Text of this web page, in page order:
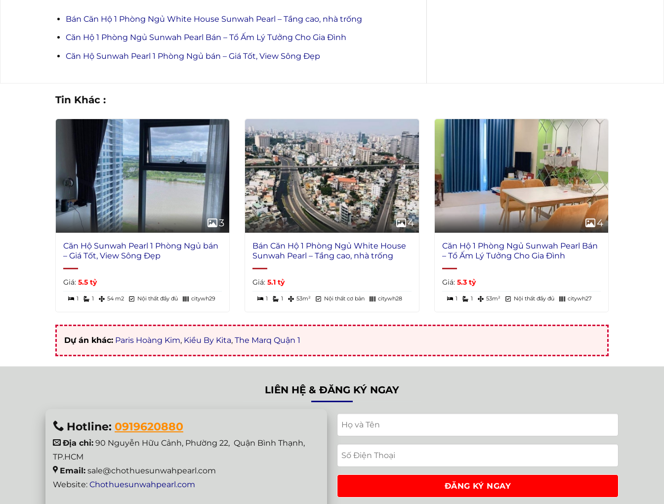
Bán Căn Hộ 1 Phòng Ngủ White House Sunwah Pearl – Tầng cao, nhà trống
Căn Hộ 1 Phòng Ngủ Sunwah Pearl Bán – Tổ Ấm Lý Tưởng Cho Gia Đình
Căn Hộ Sunwah Pearl 1 Phòng Ngủ bán – Giá Tốt, View Sông Đẹp
Tin Khác :
3
Căn Hộ Sunwah Pearl 1 Phòng Ngủ bán
– Giá Tốt, View Sông Đẹp
Giá: 5.5 tỷ
1 1 54 m2 Nội thất đầy đủ citywh29
4
Bán Căn Hộ 1 Phòng Ngủ White House
Sunwah Pearl – Tầng cao, nhà trống
Giá:5.1 tỷ
1 1 53m² Nội thất cơ bản citywh28
4
Căn Hộ 1 Phòng Ngủ Sunwah Pearl Bán
– Tổ Ấm Lý Tưởng Cho Gia Đình
Giá: 5.3 tỷ
1 1 53m² Nội thất đầy đủ citywh27
Dự án khác: Paris Hoàng Kim, Kiều By Kita, The Marq Quận 1
LIÊN HỆ & ĐĂNG KÝ NGAY
Hotline: 0919620880
Địa chỉ: 90 Nguyễn Hữu Cảnh, Phường 22, Quận Bình Thạnh,
TP.HCM
Email: sale@chothuesunwahpearl.com
Website: Chothuesunwahpearl.com